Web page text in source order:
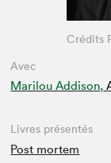
Avec
Marilou Addison,
Crédits
Livres présentés
Post mortem